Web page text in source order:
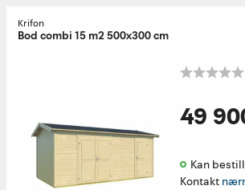
Krifon
Bod combi 15 m2 500x300 cm
49
Kan
Kontakt